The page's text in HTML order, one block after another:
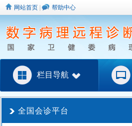
网站首页 帮助中心
栏目导航
全国会诊平台